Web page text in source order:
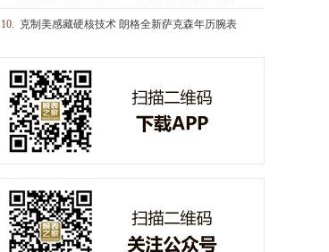
10. 克制美感藏硬核技术 朗格全新萨克森年历腕表